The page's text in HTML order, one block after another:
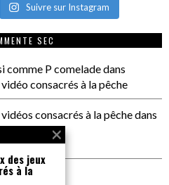
Suivre sur Instagram
SEC
comme P comeladedans
consacrés à la pêche
consacrés à la pêchedans
des jeux
à la